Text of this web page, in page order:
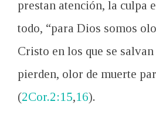
prestan atención, la culpa
todo, “para Dios somos
Cristo en los que se
pierden, olor de muerte
(2Cor.2:15,16).